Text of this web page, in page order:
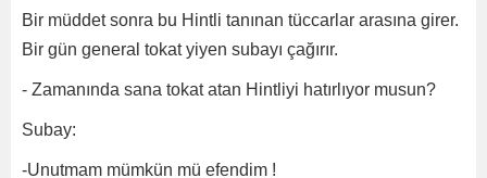
Bir müddet sonra bu Hintli tanınan tüccarlar arasına girer.
Bir gün general tokat yiyen subayı çağırır.
- Zamanında sana tokat atan Hintliyi hatırlıyor musun?
Subay:
-Unutmam mümkün mü efendim !